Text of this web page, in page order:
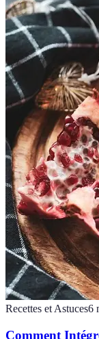
Recettes et Astuces6
Comment